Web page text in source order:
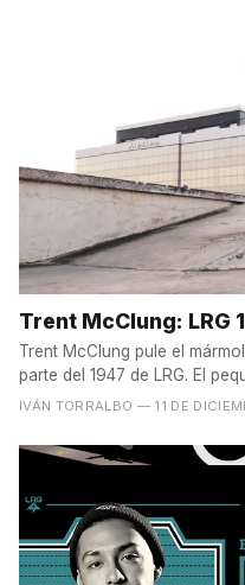
Trent McClung: LRG
Trent McClung pule el
parte del 1947 de LRG. El
IVÁN TORRALBO — 11 DE